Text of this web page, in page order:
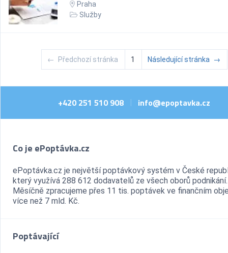
Praha
Služby
← Předchozí stránka 1 Následující stránka →
+420 251 510 908 | info@epoptavka.cz
Co je ePoptávka.cz
ePoptávka.cz je největší poptávkový systém v České
který využívá 288 612 dodavatelů ze všech oborů podnikání.
Měsíčně zpracujeme přes 11 tis. poptávek ve finančním
více než 7 mld. Kč.
Poptávající